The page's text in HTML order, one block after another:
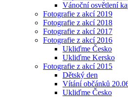
Vánoční osvětlení
Fotografie z akcí 2019
Fotografie z akcí 2018
Fotografie z akcí 2017
Fotografie z akcí 2016
Ukliďme Česko
Ukliďme Kersko
Fotografie z akcí 2015
Dětský den
Vítání občánků
Ukliďme Česko